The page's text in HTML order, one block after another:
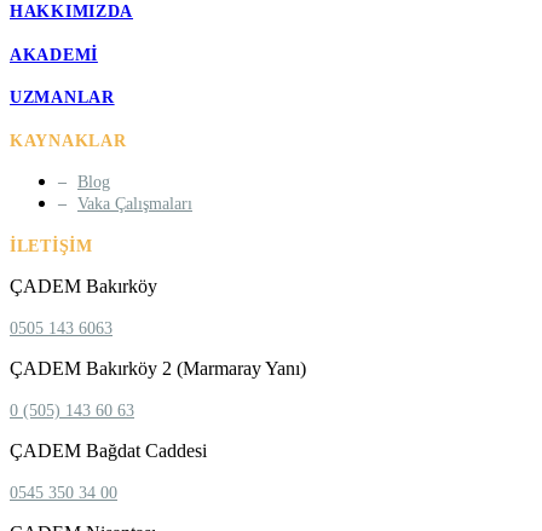
HAKKIMIZDA
AKADEMI
UZMANLAR
KAYNAKLAR
Blog
Vaka Çalışmaları
İLETIŞIM
ÇADEM Bakırköy
0505 143 6063
ÇADEM Bakırköy 2 (Marmaray Yanı)
0 (505) 143 60 63
ÇADEM Bağdat Caddesi
0545 350 34 00